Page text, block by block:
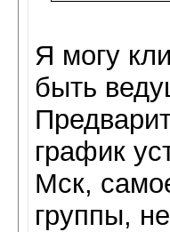
Я могу
быть
график
Мск,
группы,